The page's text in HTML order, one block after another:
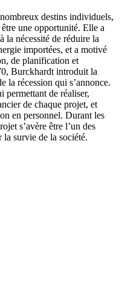
destins individuels,
être une opportunité. Elle a
la nécessité de réduire la
importées, et a motivé
de planification et
Burckhardt introduit la
la récession qui s’annonce.
permettant de réaliser,
de chaque projet, et
en personnel. Durant les
s’avère être l’un des
survie de la société.